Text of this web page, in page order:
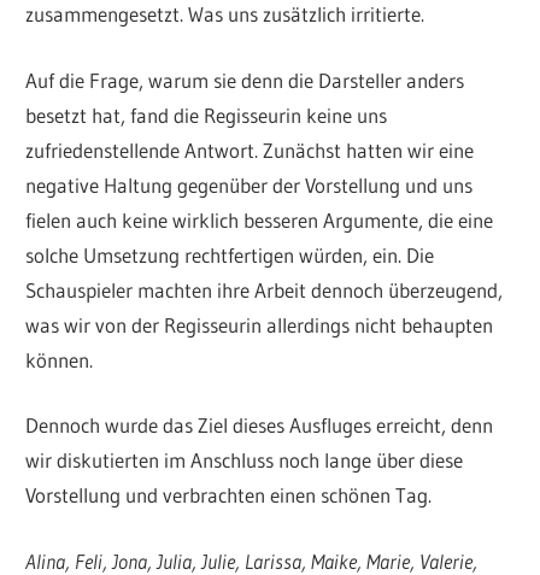
zusammengesetzt. Was uns zusätzlich irritierte.
Auf die Frage, warum sie denn die Darsteller anders
besetzt hat, fand die Regisseurin keine uns
zufriedenstellende Antwort. Zunächst hatten wir eine
negative Haltung gegenüber der Vorstellung und uns
fielen auch keine wirklich besseren Argumente, die eine
solche Umsetzung rechtfertigen würden, ein. Die
Schauspieler machten ihre Arbeit dennoch überzeugend,
was wir von der Regisseurin allerdings nicht behaupten
können.
Dennoch wurde das Ziel dieses Ausfluges erreicht, denn
wir diskutierten im Anschluss noch lange über diese
Vorstellung und verbrachten einen schönen Tag.
Alina, Feli, Jona, Julia, Julie, Larissa, Maike, Marie, Valerie,